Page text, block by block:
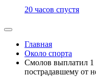
20 часов спустя
Главная
Около спорта
Смолов выплатил
пострадавшему от